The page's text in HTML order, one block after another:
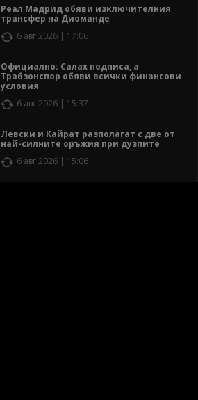
Реал Мадрид обяви изключителния
трансфер на Диоманде
6 авг 2026 | 17:06
Официално: Салах подписа, а
Трабзонспор обяви всички финансови
условия
6 авг 2026 | 15:37
Левски и Кайрат разполагат с две от
най-силните оръжия при дузпите
6 авг 2026 | 15:06